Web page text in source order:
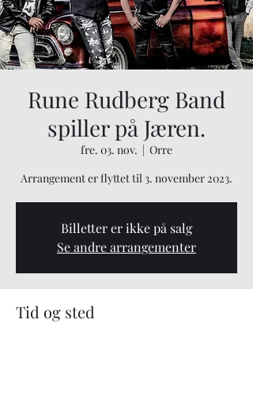
Rune Rudberg Band
spiller på Jæren.
fre. 03. nov.
  |
Orre
Arrangement er flyttet til 3. november 2023.
Billetter er ikke på salg
Se andre arrangementer
Tid og sted